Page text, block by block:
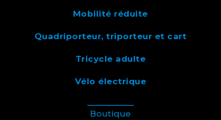
Mobilité réduite
Quadriporteur, triporteur et cart
Tricycle adulte
Vélo électrique
Boutique